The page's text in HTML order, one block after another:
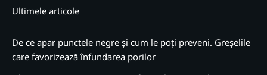
Ultimele articole
De ce apar punctele negre și cum le poți preveni. Greșelile
care favorizează înfundarea porilor